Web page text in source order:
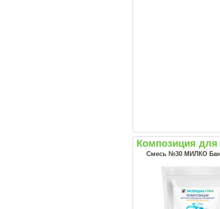
Композиция
Смесь №30 МИЛКО